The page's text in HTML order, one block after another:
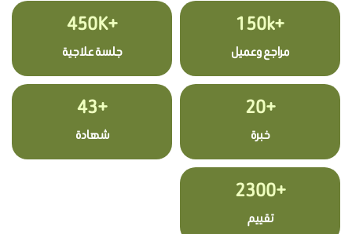
+150k
مراجع وعميل
+450K
جلسة علاجية
+20
خبرة
+43
شهادة
+2300
تقييم